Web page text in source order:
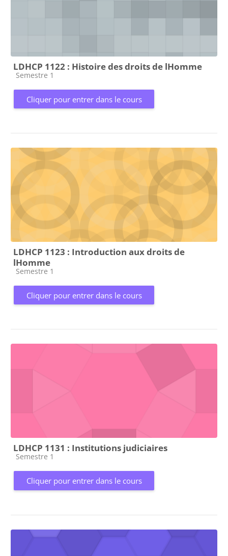
LDHCP 1122 : Histoire des droits de lHomme
Catégorie de cours
Semestre 1
Cliquer pour entrer dans le cours
LDHCP 1123 : Introduction aux droits de
lHomme
Catégorie de cours
Semestre 1
Cliquer pour entrer dans le cours
LDHCP 1131 : Institutions judiciaires
Catégorie de cours
Semestre 1
Cliquer pour entrer dans le cours